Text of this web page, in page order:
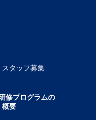
スタッフ募集
修プログラムの
概要